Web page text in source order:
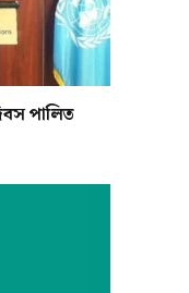
পালিত